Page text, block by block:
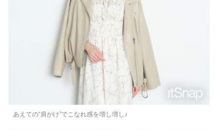
あえての“肩がけ”でこなれ感を増し増し♪